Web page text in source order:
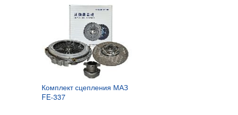
Комплект сцепления МАЗ
FE-337